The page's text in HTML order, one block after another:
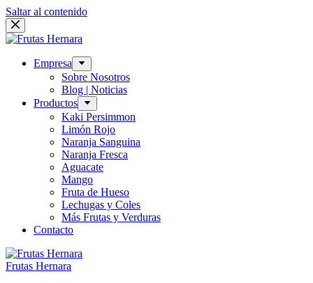
Saltar al contenido
Empresa
Sobre Nosotros
Blog | Noticias
Productos
Kaki Persimmon
Limón Rojo
Naranja Sanguina
Naranja Fresca
Aguacate
Mango
Fruta de Hueso
Lechugas y Coles
Más Frutas y Verduras
Contacto
Frutas Hernara